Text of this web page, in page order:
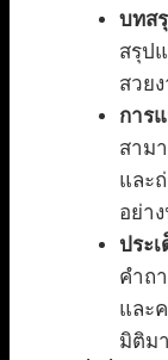
บทส
สรุป
สวย
การ
สาม
และ
อย่า
ประ
คำถ
และ
มิติม